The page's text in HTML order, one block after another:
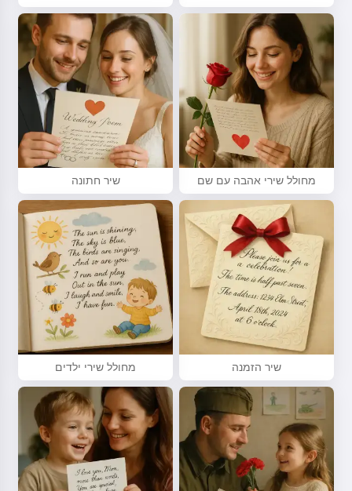
מחולל שירי אהבה עם שם שיר חתונה
שיר הזמנה מחולל שירי ילדים